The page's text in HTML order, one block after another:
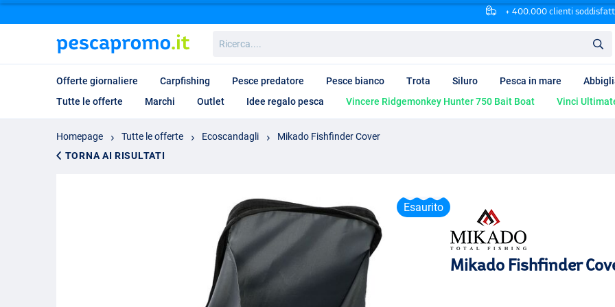
+ 400.000 clienti
Offerte giornaliere Carpfishing Pesce predatore Pesce bianco Trota Siluro Pesca in mare
Tutte le offerte
Marchi Outlet Idee regalo pesca Vincere Ridgemonkey Hunter 750 Bait Boat Vinci
Homepage Tutte le offerte Ecoscandagli
Mikado Fishfinder Cover
TORNA AI RISULTATI
Esaurito
Mikado Fishfinder